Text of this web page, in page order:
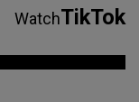
WatchTikTok